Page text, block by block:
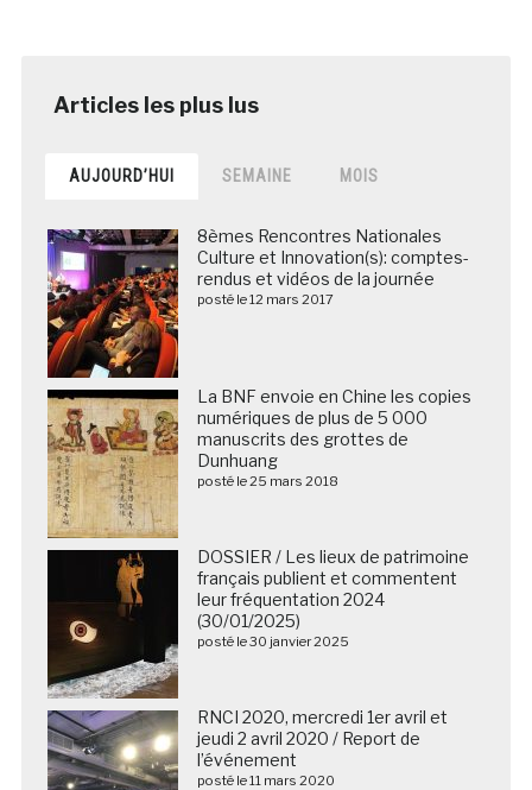
AUJOURD’HUI SEMAINE MOIS
8èmes Rencontres Nationales
Culture et Innovation(s): comptes-
rendus et vidéos de la journée
posté le 12 mars 2017
La BNF envoie en Chine les copies
numériques de plus de 5 000
manuscrits des grottes de
Dunhuang
posté le 25 mars 2018
DOSSIER / Les lieux de patrimoine
français publient et commentent
leur fréquentation 2024
(30/01/2025)
posté le 30 janvier 2025
RNCI 2020, mercredi 1er avril et
jeudi 2 avril 2020 / Report de
l’événement
posté le 11 mars 2020